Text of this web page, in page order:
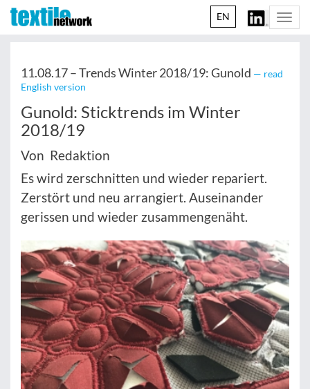
EN
11.08.17 –Trends Winter 2018/19: Gunold — read
English version
Gunold: Sticktrends im Winter
2018/19
Von Redaktion
Es wird zerschnitten und wieder repariert.
Zerstört und neu arrangiert. Auseinander
gerissen und wieder zusammengenäht.